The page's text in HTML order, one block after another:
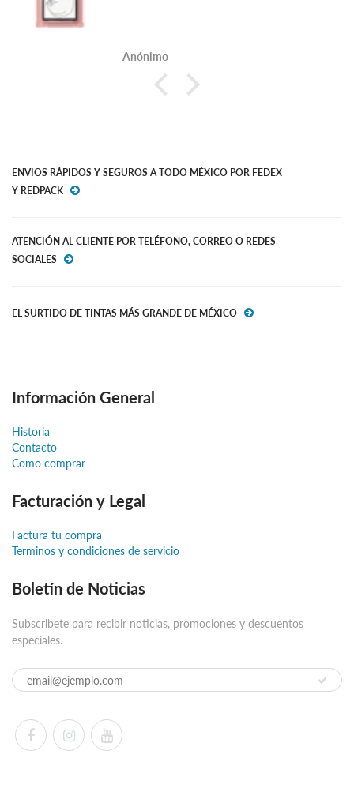
Anónimo
ENVIOS RÁPIDOS Y SEGUROS A TODO MÉXICO POR FEDEX
Y REDPACK
ATENCIÓN AL CLIENTE POR TELÉFONO, CORREO O REDES
SOCIALES
EL SURTIDO DE TINTAS MÁS GRANDE DE MÉXICO
Información General
Historia
Contacto
Como comprar
Facturación y Legal
Factura tu compra
Terminos y condiciones de servicio
Boletín de Noticias
Subscribete para recibir noticias, promociones y descuentos
especiales.